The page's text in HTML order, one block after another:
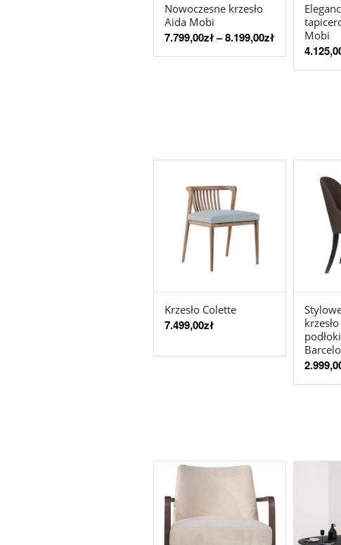
Nowoczesne krzesło
Aida Mobi
7.799,00zł–8.199,00zł
Mobi
Krzesło Colette
7.499,00zł